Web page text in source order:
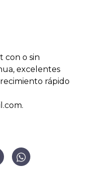
con o sin
excelentes
rápido